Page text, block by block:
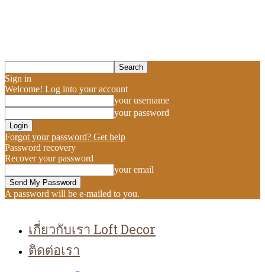
Sign in
Welcome! Log into your account
your username
your password
Forgot your password? Get help
Password recovery
Recover your password
your email
A password will be e-mailed to you.
เกี่ยวกับเรา Loft Decor
ติดต่อเรา